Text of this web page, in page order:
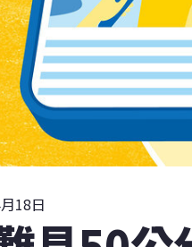
18日